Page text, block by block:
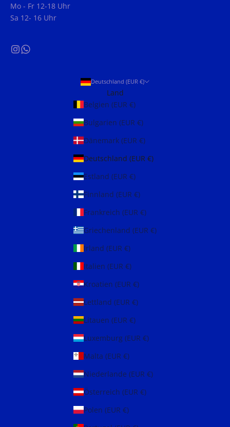
Mo - Fr 12-18 Uhr
Sa 12- 16 Uhr
Deutschland (EUR €)
Land
Belgien (EUR €)
Bulgarien (EUR €)
Dänemark (EUR €)
Deutschland (EUR €)
Estland (EUR €)
Finnland (EUR €)
Frankreich (EUR €)
Griechenland (EUR €)
Irland (EUR €)
Italien (EUR €)
Kroatien (EUR €)
Lettland (EUR €)
Litauen (EUR €)
Luxemburg (EUR €)
Malta (EUR €)
Niederlande (EUR €)
Österreich (EUR €)
Polen (EUR €)